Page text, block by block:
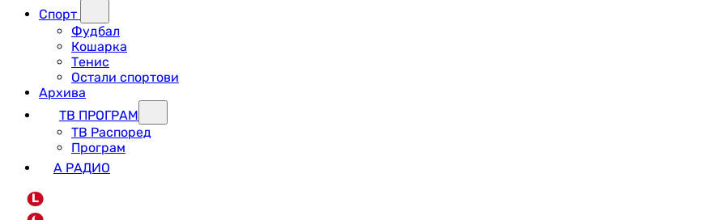
Спорт
Фудбал
Кошарка
Тенис
Остали спортови
Архива
ТВ ПРОГРАМ
ТВ Распоред
Програм
А РАДИО
L